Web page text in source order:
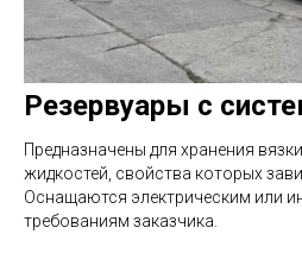
Резервуары с
Предназначены для хранения
жидкостей, свойства которых
Оснащаются электрическим или
требованиям заказчика.